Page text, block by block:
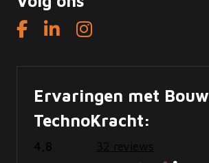
Ervaringen met Bouw
TechnoKracht:
4,8 32 reviews